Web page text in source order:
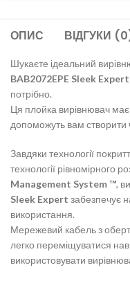
ОПИС ВІДГУКИ
Шукаєте ідеальний
BAB2072EPE Sleek
потрібно.
Ця плойка вирівнювач має
допоможуть вам створити
Завдяки технології
технології рівномірного
Management System ™,
Sleek Expert забезпечує
використання.
Мережевий кабель з
легко переміщуватися
використовувати